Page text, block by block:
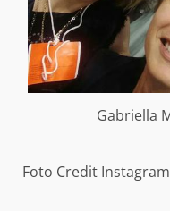
Gabriella
Foto Credit Instagram